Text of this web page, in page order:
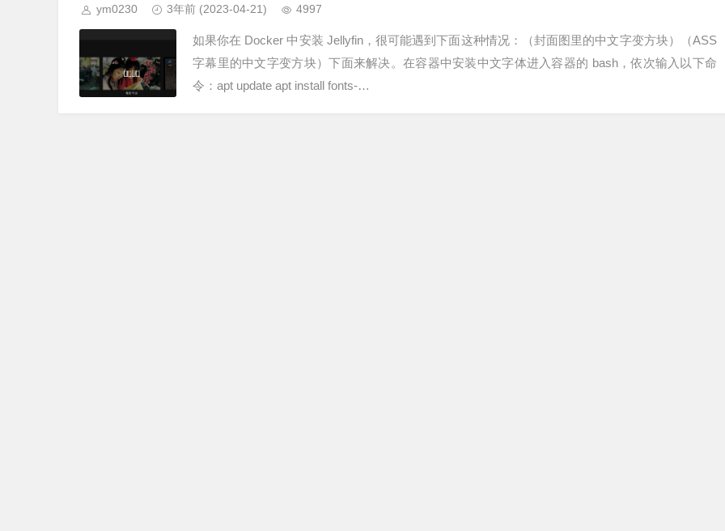
ym0230 3年前 (2023-04-21) 4997
如果你在 Docker 中安装 Jellyfin，很可能遇到下面这种情况：（封面图里的中文字变方块）（ASS
字幕里的中文字变方块）下面来解决。在容器中安装中文字体进入容器的 bash，依次输入以下命
令：apt update apt install fonts-…